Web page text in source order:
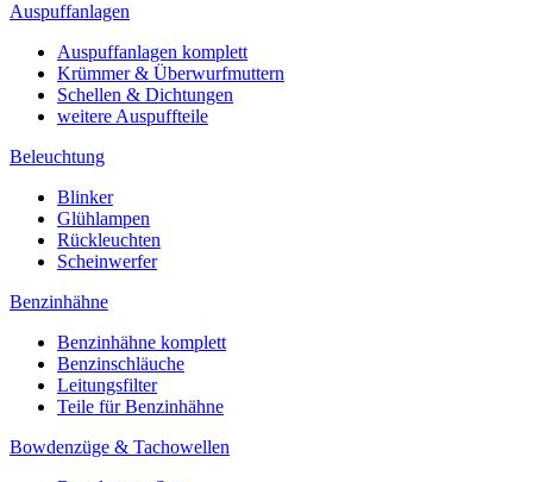
Auspuffanlagen
Auspuffanlagen komplett
Krümmer & Überwurfmuttern
Schellen & Dichtungen
weitere Auspuffteile
Beleuchtung
Blinker
Glühlampen
Rückleuchten
Scheinwerfer
Benzinhähne
Benzinhähne komplett
Benzinschläuche
Leitungsfilter
Teile für Benzinhähne
Bowdenzüge & Tachowellen